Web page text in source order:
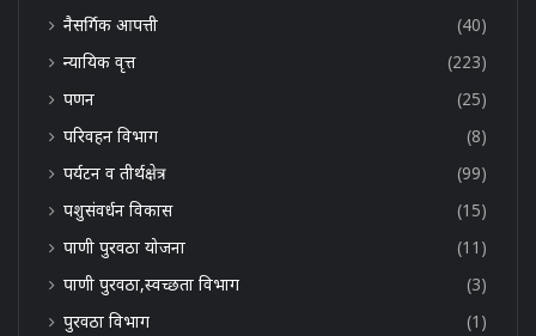
नैसर्गिक आपत्ती
(40)
न्यायिक वृत्त
(223)
पणन
(25)
परिवहन विभाग
(8)
पर्यटन व तीर्थक्षेत्र
(99)
पशुसंवर्धन विकास
(15)
पाणी पुरवठा योजना
(11)
पाणी पुरवठा,स्वच्छता विभाग
(3)
पुरवठा विभाग
(1)